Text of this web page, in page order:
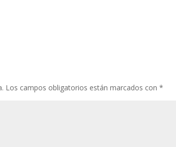
Los campos obligatorios están marcados con *